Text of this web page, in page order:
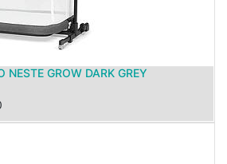
NESTE GROW DARK GREY